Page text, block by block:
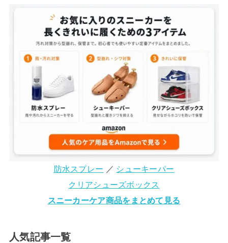
防水スプレー ／ シューキーパー
クリアシューズボックス
スニーカーケア商品をまとめて見る
人気記事一覧